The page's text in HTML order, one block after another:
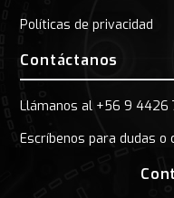
Políticas de privacidad
Contáctanos
Llámanos al +56 9 4426
Escríbenos para dudas